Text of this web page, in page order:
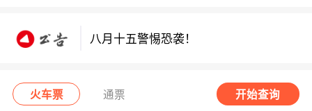
八月十五警惕恐袭！
八月十五警惕恐袭！
火车票 通票 开始查询